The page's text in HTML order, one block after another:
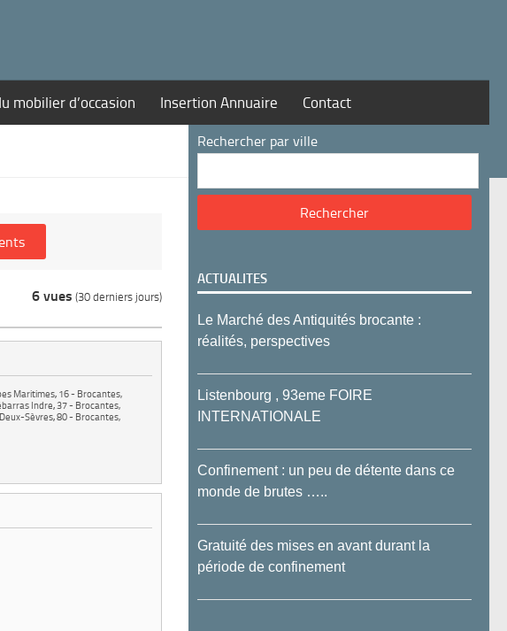
mobilier d’occasion Insertion Annuaire Contact
6 vues (30 derniers jours)
Maritimes, 16 - Brocantes,
Indre,37 - Brocantes,
Sèvres,80 - Brocantes,
Rechercher par ville
ACTUALITES
Le Marché des Antiquités brocante :
réalités, perspectives
Listenbourg , 93eme FOIRE
INTERNATIONALE
Confinement : un peu de détente dans ce
monde de brutes …..
Gratuité des mises en avant durant la
période de confinement